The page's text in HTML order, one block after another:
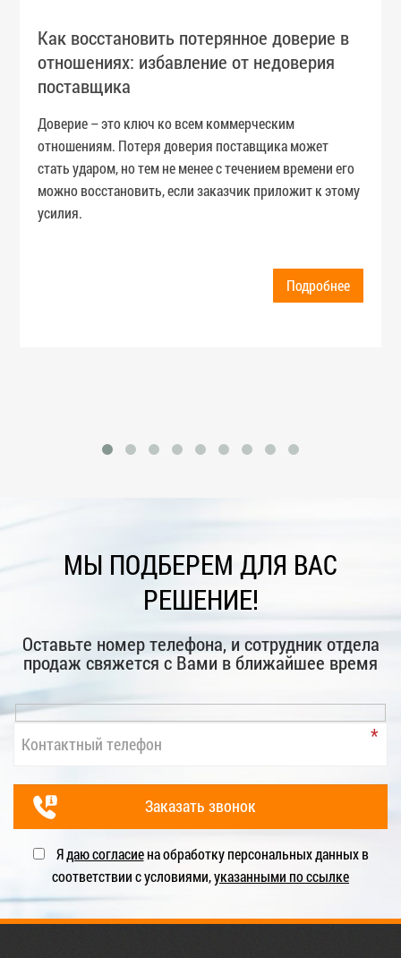
Как восстановить потерянное доверие в
отношениях: избавление от недоверия
поставщика
Доверие – это ключ ко всем коммерческим
отношениям. Потеря доверия поставщика может
стать ударом, но тем не менее с течением времени его
можно восстановить, если заказчик приложит к этому
усилия.
Подробнее
МЫ ПОДБЕРЕМ ДЛЯ ВАС
РЕШЕНИЕ!
Оставьте номер телефона, и сотрудник отдела
продаж свяжется с Вами в ближайшее время
Ядаю согласиена обработку персональных данных в
соответствии с условиями,указанными по ссылке